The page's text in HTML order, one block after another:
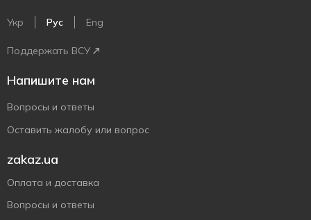
Укр Рус Eng
Поддержать ВСУ
Напишите нам
Вопросы и ответы
Оставить жалобу или вопрос
zakaz.ua
Оплата и доставка
Вопросы и ответы